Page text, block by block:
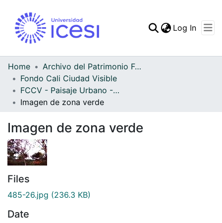
Log In
Home
Archivo del Patrimonio Fotográfico y Fílmico del Valle del Cauca
Fondo Cali Ciudad Visible
FCCV - Paisaje Urbano - Patrimonial
Imagen de zona verde
Imagen de zona verde
Files
485-26.jpg (236.3 KB)
Date